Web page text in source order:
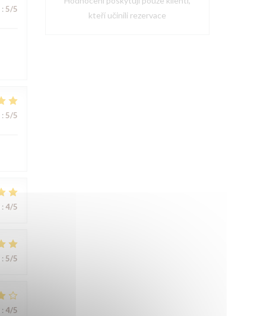
: 5/5
: 5/5
: 4/5
: 5/5
: 4/5
kteří učinili rezervace